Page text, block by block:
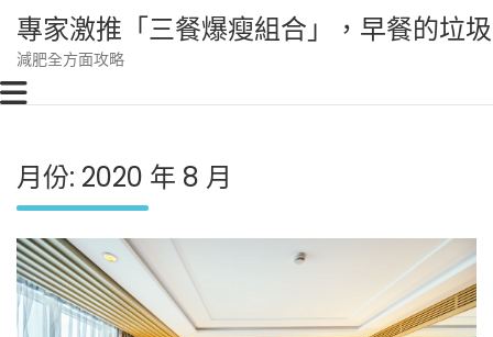
content
專家激推「三餐爆瘦組合」，早餐的垃
減肥全方面攻略
月份: 2020 年 8 月